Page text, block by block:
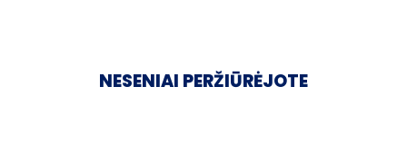
NESENIAI PERŽIŪRĖJOTE